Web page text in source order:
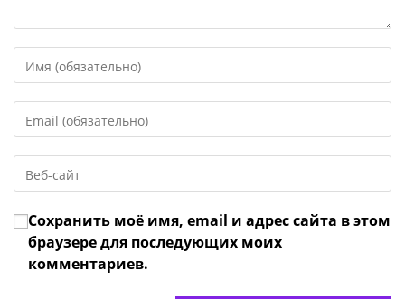
свое
или
имя
чтобы
прокомментировать
свой
адрес,
чтобы
URL
веб-
сайта
(необязательно)
Сохранить моё имя, email и адрес сайта в этом
браузере для последующих моих
комментариев.